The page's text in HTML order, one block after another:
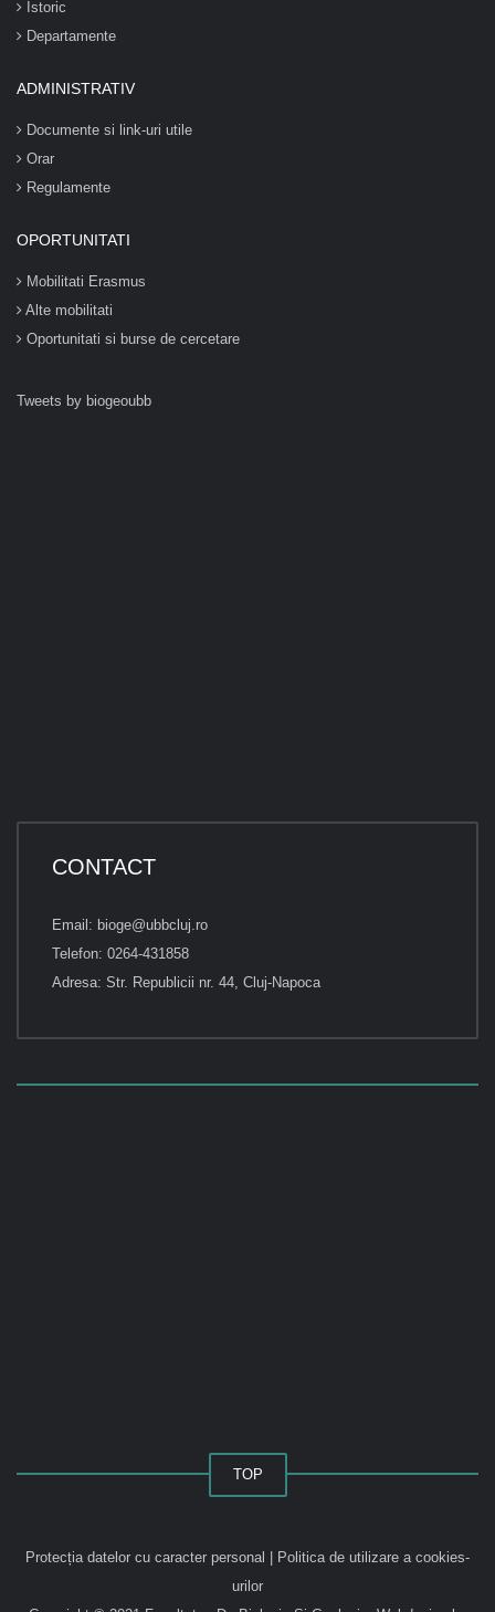
Istoric
Departamente
ADMINISTRATIV
Documente si link-uri utile
Orar
Regulamente
OPORTUNITATI
Mobilitati Erasmus
Alte mobilitati
Oportunitati si burse de cercetare
Tweets by biogeoubb
CONTACT
Email: bioge@ubbcluj.ro
Telefon: 0264-431858
Adresa: Str. Republicii nr. 44, Cluj-Napoca
TOP
Protecția datelor cu caracter personal
Politica de utilizare a cookies-
urilor